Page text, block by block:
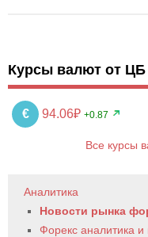
Курсы валют от
€ 94.06₽ +0.87
Все курсы
Аналитика
Новости рынка
Форекс аналитика